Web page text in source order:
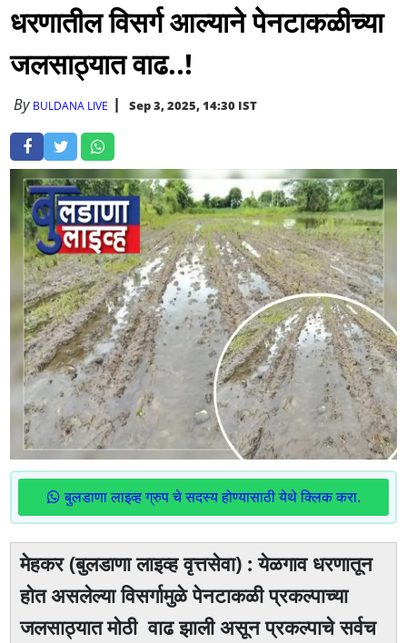
धरणातील विसर्ग आल्याने पेनटाकळीच्या
जलसाठ्यात वाढ..!
By BULDANA LIVE Sep 3, 2025, 14:30 IST
बुलडाणा लाइव्ह ग्रुप चे सदस्य होण्यासाठी येथे क्लिक करा.
मेहकर (बुलडाणा लाइव्ह वृत्तसेवा) : येळगाव धरणातून
हाेत असलेल्या विसर्गामुळे पेनटाकळी प्रकल्पाच्या
जलसाठ्यात माेठी वाढ झाली असून प्रकल्पाचे सर्वच